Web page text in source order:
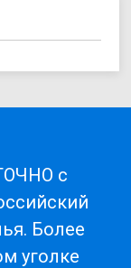
с
Более
уголке